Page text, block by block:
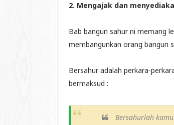
2. Mengajak dan
Bab bangun sahur ni memang
membangunkan orang bangun
Bersahur adalah perkara-
bermaksud :
Bersahurlah